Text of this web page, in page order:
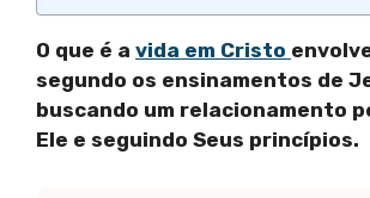
O que é a vida em Cristo
segundo os ensinamentos de
buscando um relacionamento
Ele e seguindo Seus princípios.